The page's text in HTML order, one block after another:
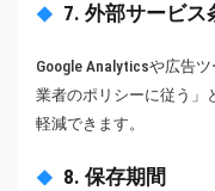
7. 外部サービス
Google Analyticsや広告
業者のポリシーに従う」
軽減できます。
8. 保存期間